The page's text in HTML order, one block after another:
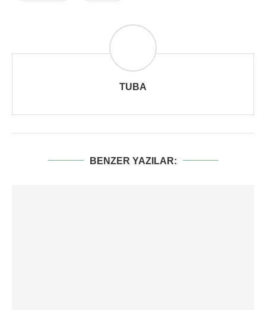
TUBA
BENZER YAZILAR: